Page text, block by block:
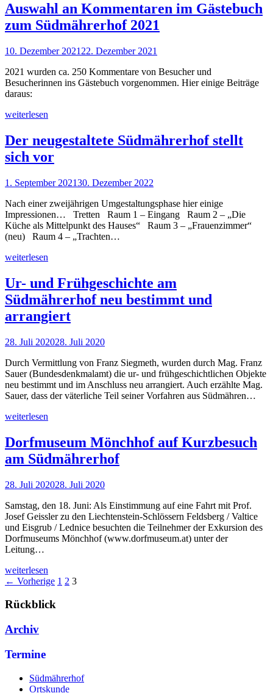
Auswahl an Kommentaren im Gästebuch
zum Südmährerhof 2021
10. Dezember 2021 22. Dezember 2021
2021 wurden ca. 250 Kommentare von Besucher und
Besucherinnen ins Gästebuch vorgenommen. Hier einige Beiträge
daraus:
weiterlesen
Der neugestaltete Südmährerhof stellt
sich vor
1. September 202130. Dezember 2022
Nach einer zweijährigen Umgestaltungsphase hier einige
Impressionen… Tretten Raum 1 – Eingang Raum 2 – „Die
Küche als Mittelpunkt des Hauses“ Raum 3 – „Frauenzimmer“
(neu) Raum 4 – „Trachten…
weiterlesen
Ur- und Frühgeschichte am
Südmährerhof neu bestimmt und
arrangiert
28. Juli 202028. Juli 2020
Durch Vermittlung von Franz Siegmeth, wurden durch Mag. Franz
Sauer (Bundesdenkmalamt) die ur- und frühgeschichtlichen Objekte
neu bestimmt und im Anschluss neu arrangiert. Auch erzählte Mag.
Sauer, dass der väterliche Teil seiner Vorfahren aus Südmähren…
weiterlesen
Dorfmuseum Mönchhof auf Kurzbesuch
am Südmährerhof
28. Juli 202028. Juli 2020
Samstag, den 18. Juni: Als Einstimmung auf eine Fahrt mit Prof.
Josef Geissler zu den Liechtenstein-Schlössern Feldsberg / Valtice
und Eisgrub / Lednice besuchten die Teilnehmer der Exkursion des
Dorfmuseums Mönchhof (www.dorfmuseum.at) unter der
Leitung…
weiterlesen
← Vorherige 1 2 3
Rückblick
Archiv
Termine
Südmährerhof
Ortskunde